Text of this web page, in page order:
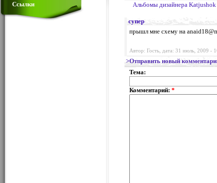
Ссылки
Альбомы дизайнера Katjushok
супер
прышл мне схему на
Автор: Гость, дата: 31 июль, 2009 -
>Отправить новый
Тема:
Комментарий: *